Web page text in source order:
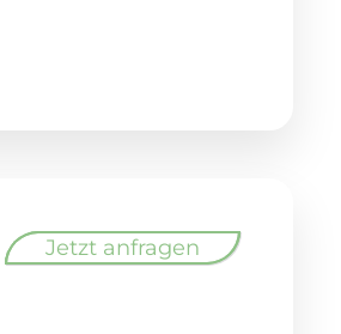
Jetzt anfragen